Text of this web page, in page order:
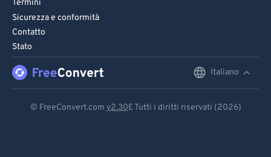
Termini
Sicurezza e conformità
Contatto
Stato
Italiano
© FreeConvert.com v2.30E Tutti i diritti riservati (2026)